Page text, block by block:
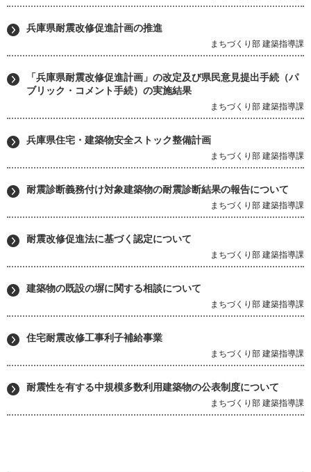
兵庫県耐震改修促進計画の推進
まちづくり部 建築指導課
「兵庫県耐震改修促進計画」の改定及び県民意見提出手続（パ
ブリック・コメント手続）の実施結果
まちづくり部 建築指導課
兵庫県住宅・建築物安全ストック整備計画
まちづくり部 建築指導課
耐震診断義務付け対象建築物の耐震診断結果の報告について
まちづくり部 建築指導課
耐震改修促進法に基づく認定について
まちづくり部 建築指導課
建築物の既設の塀に関する相談について
まちづくり部 建築指導課
住宅耐震改修工事利子補給事業
まちづくり部 建築指導課
耐震性を有する中規模多数利用建築物の公表制度について
まちづくり部 建築指導課